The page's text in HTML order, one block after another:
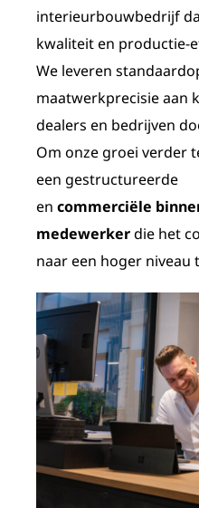
interieurbouwbedrijf
kwaliteit en productie-
We leveren
maatwerkprecisie aan
dealers en bedrijven
Om onze groei verder
een gestructureerde
en commerciële
medewerkerdie het
naar een hoger niveau